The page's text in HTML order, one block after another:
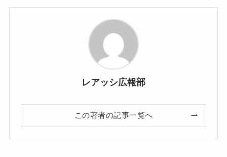
レアッシ広報部
この著者の記事一覧へ